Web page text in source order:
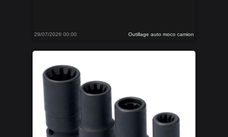
29/07/2026 00:00 Outillage auto moco camion